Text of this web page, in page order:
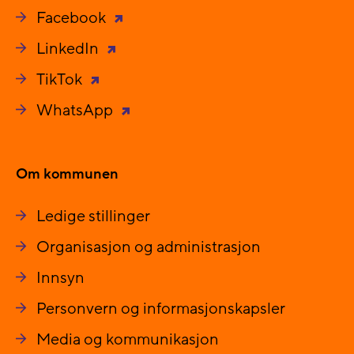
Facebook
LinkedIn
TikTok
WhatsApp
Om kommunen
Ledige stillinger
Organisasjon og administrasjon
Innsyn
Personvern og informasjonskapsler
Media og kommunikasjon